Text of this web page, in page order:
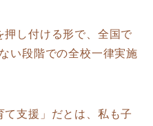
し付ける形で、全国で
い段階での全校一律実施
て支援」だとは、私も子